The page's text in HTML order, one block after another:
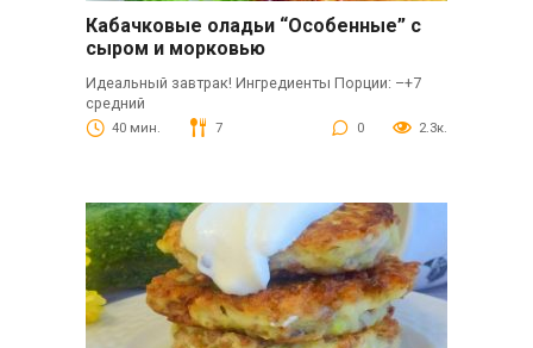
Кабачковые оладьи “Особенные” с
сыром и морковью
Идеальный завтрак! Ингредиенты Порции: –+7
средний
40 мин. 7 0 2.3к.